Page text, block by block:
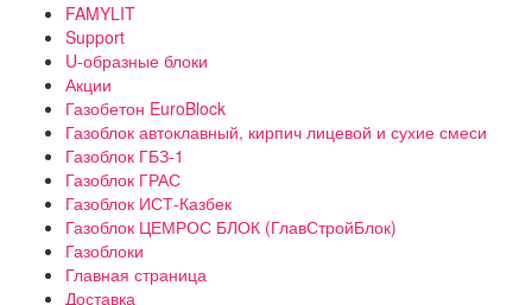
FAMYLIT
Support
U-образные блоки
Акции
Газобетон EuroBlock
Газоблок автоклавный, кирпич лицевой и сухие смеси
Газоблок ГБЗ-1
Газоблок ГРАС
Газоблок ИСТ-Казбек
Газоблок ЦЕМРОС БЛОК (ГлавСтройБлок)
Газоблоки
Главная страница
Доставка